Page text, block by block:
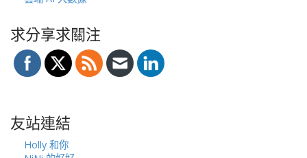
求分享求關注
友站連結
Holly 和你